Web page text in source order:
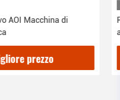
AOI Macchina di
prezzo